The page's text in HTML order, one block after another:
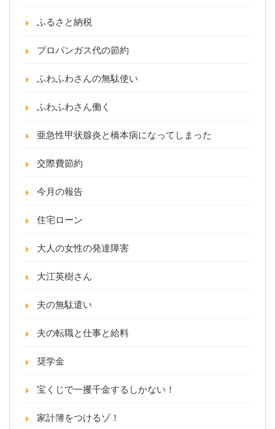
ふるさと納税
プロパンガス代の節約
ふわふわさんの無駄使い
ふわふわさん働く
亜急性甲状腺炎と橋本病になってしまった
交際費節約
今月の報告
住宅ローン
大人の女性の発達障害
大江英樹さん
夫の無駄遣い
夫の転職と仕事と給料
奨学金
宝くじで一攫千金するしかない！
家計簿をつけるゾ！